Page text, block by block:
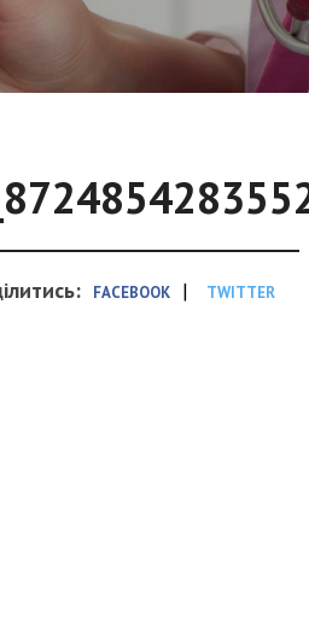
FACEBOOK | TWITTER